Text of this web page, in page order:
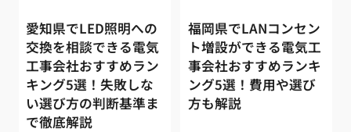
愛知県でLED照明への
交換を相談できる電気
工事会社おすすめラン
キング5選！失敗しな
い選び方の判断基準ま
で徹底解説
福岡県でLANコンセン
ト増設ができる電気工
事会社おすすめランキ
ング5選！費用や選び
方も解説